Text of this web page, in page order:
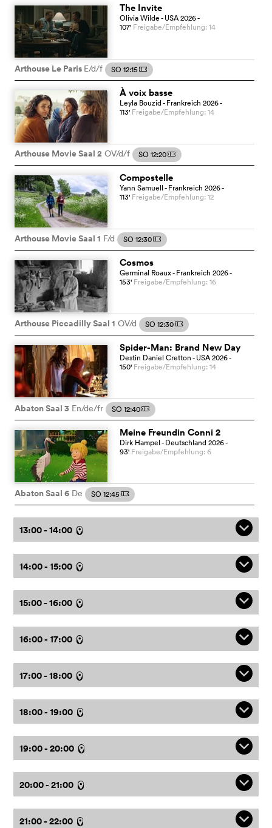
The Invite
Olivia Wilde- USA2026-
107' Freigabe/Empfehlung: 14
Arthouse Le Paris E/d/f SO 12:15 m
À voix basse
Leyla Bouzid- Frankreich 2026-
113' Freigabe/Empfehlung: 14
Arthouse Movie Saal 2 OV/d/f SO 12:20m
Compostelle
Yann Samuell- Frankreich 2026-
113' Freigabe/Empfehlung: 12
Arthouse Movie Saal 1 F/d SO 12:30m
Cosmos
Germinal Roaux- Frankreich 2026-
153' Freigabe/Empfehlung: 16
Arthouse Piccadilly Saal 1 OV/d SO 12:30m
Spider-Man: Brand New Day
Destin Daniel Cretton- USA2026-
150' Freigabe/Empfehlung: 14
Abaton Saal 3 En/de/fr SO 12:40m
Meine Freundin Conni 2
Dirk Hampel- Deutschland2026-
93' Freigabe/Empfehlung: 6
Abaton Saal 6 De SO 12:45 m
13:00 - 14:00 l q
14:00 - 15:00 l q
15:00 - 16:00 l q
16:00 - 17:00 l q
17:00 - 18:00 l q
18:00 - 19:00 l q
19:00 - 20:00 l q
20:00 - 21:00 l q
21:00 - 22:00 l q